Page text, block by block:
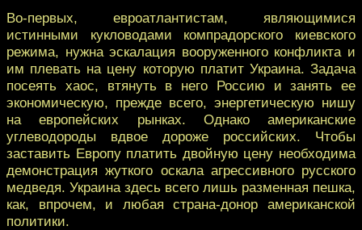
Во-первых, евроатлантистам, являющимися
истинными кукловодами компрадорского киевского
режима, нужна эскалация вооруженного конфликта и
им плевать на цену которую платит Украина. Задача
посеять хаос, втянуть в него Россию и занять ее
экономическую, прежде всего, энергетическую нишу
на европейских рынках. Однако американские
углеводороды вдвое дороже российских. Чтобы
заставить Европу платить двойную цену необходима
демонстрация жуткого оскала агрессивного русского
медведя. Украина здесь всего лишь разменная пешка,
как, впрочем, и любая страна-донор американской
политики.